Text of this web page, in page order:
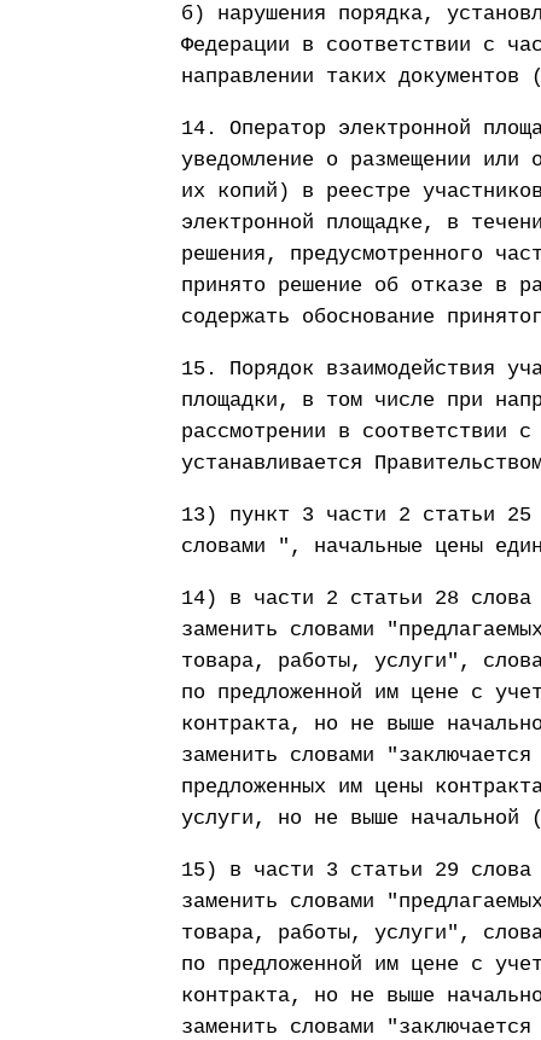
б) нарушения порядка,
Федерации в соответствии с
направлении таких
14. Оператор электронной
уведомление о размещении или
их копий) в реестре
электронной площадке, в
решения, предусмотренного
принято решение об отказе в
содержать обоснование
15. Порядок взаимодействия
площадки, в том числе при
рассмотрении в соответствии
устанавливается
13) пункт 3 части 2 статьи 25
словами ", начальные цены
14) в части 2 статьи 28 слова
заменить словами
товара, работы, услуги",
по предложенной им цене с
контракта, но не выше
заменить словами
предложенных им цены
услуги, но не выше начальной
15) в части 3 статьи 29 слова
заменить словами
товара, работы, услуги",
по предложенной им цене с
контракта, но не выше
заменить словами